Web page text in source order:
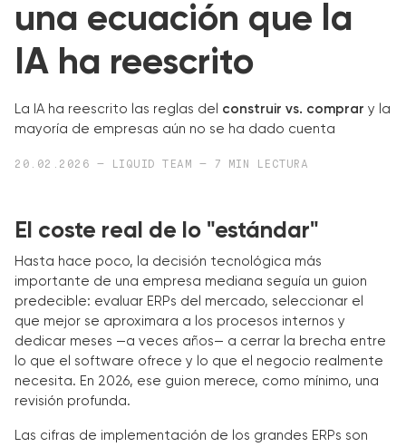
una ecuación que la
IA ha reescrito
La IA ha reescrito las reglas del construir vs. comprar y la
mayoría de empresas aún no se ha dado cuenta
20.02.2026 — LIQUID TEAM — 7 MIN LECTURA
El coste real de lo "estándar"
Hasta hace poco, la decisión tecnológica más
importante de una empresa mediana seguía un guion
predecible: evaluar ERPs del mercado, seleccionar el
que mejor se aproximara a los procesos internos y
dedicar meses —a veces años— a cerrar la brecha entre
lo que el software ofrece y lo que el negocio realmente
necesita. En 2026, ese guion merece, como mínimo, una
revisión profunda.
Las cifras de implementación de los grandes ERPs son